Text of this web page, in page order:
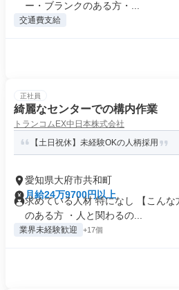
ー・ブランクのある方・...
交通費支給
正社員
綺麗なセンターでの構内作業
トランコムEX中日本株式会社
【土日祝休】未経験OKの人柄採用
愛知県大府市共和町
月給24万9700円以上
求めている人材 特になし 【こん
のある方 ・人と関わるの...
業界未経験歓迎 +17個